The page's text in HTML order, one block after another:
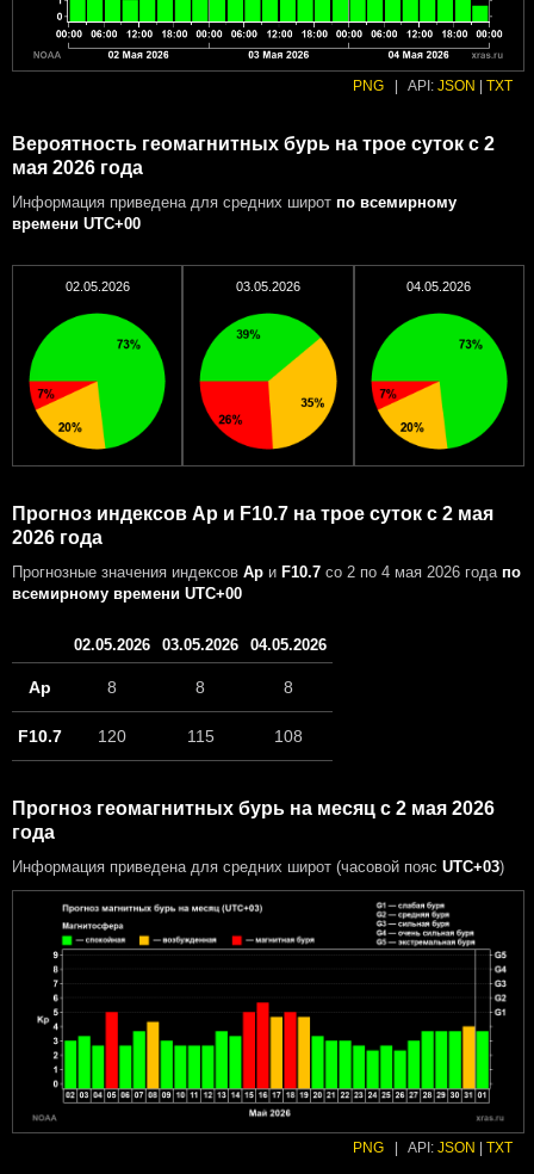
PNG API: JSON TXT
Вероятность геомагнитных бурь на трое суток с 2
мая 2026 года
Информация приведена для средних широт по всемирному
времени UTC+00
02.05.2026 03.05.2026 04.05.2026
Прогноз индексов Ap и F10.7 на трое суток с 2 мая
2026 года
Прогнозные значения индексов Ap и F10.7 со 2 по 4 мая 2026 года по
всемирному времени UTC+00
02.05.2026 03.05.2026 04.05.2026
Ap 8 8 8
F10.7 120 115 108
Прогноз геомагнитных бурь на месяц с 2 мая 2026
года
Информация приведена для средних широт (часовой пояс UTC+03)
PNG API: JSON TXT